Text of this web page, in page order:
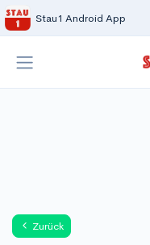
Stau1 Android App
Zurück